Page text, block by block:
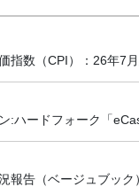
指数（CPI）：26年7
:ハードフォーク「
報告（ベージュブック）